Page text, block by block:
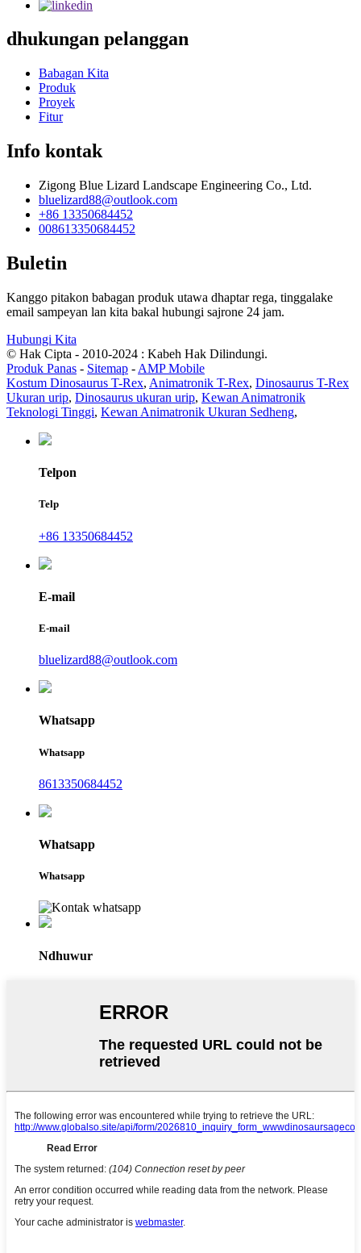
dhukungan pelanggan
Babagan Kita
Produk
Proyek
Fitur
Info kontak
Zigong Blue Lizard Landscape Engineering Co., Ltd.
bluelizard88@outlook.com
+86 13350684452
008613350684452
Buletin
Kanggo pitakon babagan produk utawa dhaptar rega, tinggalake
email sampeyan lan kita bakal hubungi sajrone 24 jam.
Hubungi Kita
© Hak Cipta - 2010-2024 : Kabeh Hak Dilindungi.
Produk Panas - Sitemap - AMP Mobile
Kostum Dinosaurus T-Rex, Animatronik T-Rex, Dinosaurus T-Rex
Ukuran urip, Dinosaurus ukuran urip, Kewan Animatronik
Teknologi Tinggi, Kewan Animatronik Ukuran Sedheng,
Telpon
Telp
+86 13350684452
E-mail
E-mail
bluelizard88@outlook.com
Whatsapp
Whatsapp
8613350684452
Whatsapp
Whatsapp
Ndhuwur